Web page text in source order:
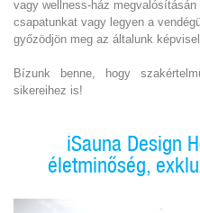
vagy wellness-ház
csapatunkat vagy legyen a
győzödjön meg az általunk
Bízunk benne, hogy
sikereihez is!
iSauna Design
életminőség,